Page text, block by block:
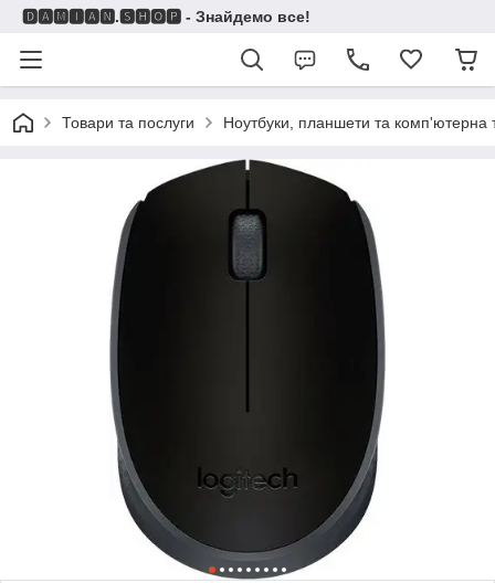
🅳🅰🅼🅸🅰🅽.🆂🅷🅾🅿 - Знайдемо все!
Товари та послуги Ноутбуки, планшети та комп'ютерна